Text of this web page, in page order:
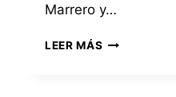
I
Marrero y…
LEER MÁS D